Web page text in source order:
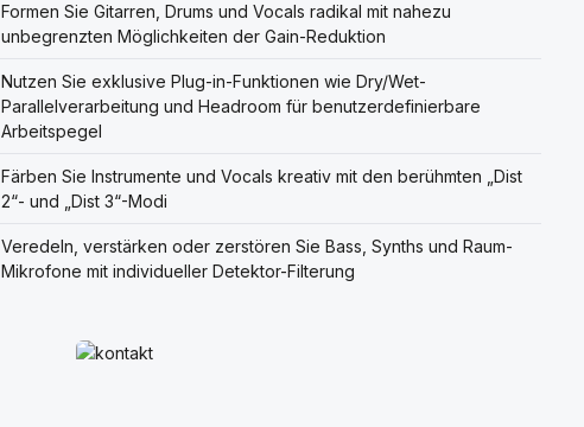
Formen Sie Gitarren, Drums und Vocals radikal mit nahezu
unbegrenzten Möglichkeiten der Gain-Reduktion
Nutzen Sie exklusive Plug-in-Funktionen wie Dry/Wet-
Parallelverarbeitung und Headroom für benutzerdefinierbare
Arbeitspegel
Färben Sie Instrumente und Vocals kreativ mit den berühmten „Dist
2“- und „Dist 3“-Modi
Veredeln, verstärken oder zerstören Sie Bass, Synths und Raum-
Mikrofone mit individueller Detektor-Filterung
Mehr erfahren